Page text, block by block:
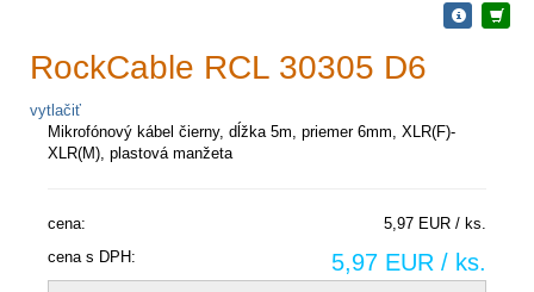
RockCable RCL 30305 D6
vytlačiť
Mikrofónový kábel čierny, dĺžka 5m, priemer 6mm, XLR(F)-
XLR(M), plastová manžeta
cena:
5,97 EUR / ks.
cena s DPH:
5,97 EUR / ks.